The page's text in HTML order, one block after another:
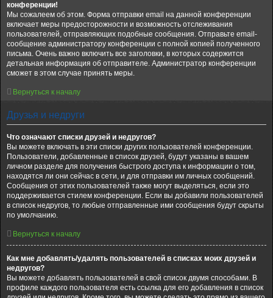
конференции!
Мы сожалеем об этом. Форма отправки email на данной конференции
включает меры предосторожности и возможность отслеживания
пользователей, отправляющих подобные сообщения. Отправьте email-
сообщение администратору конференции с полной копией полученного
письма. Очень важно включить все заголовки, в которых содержится
детальная информация об отправителе. Администратор конференции
сможет в этом случае принять меры.
Вернуться к началу
Друзья и недруги
Что означают списки друзей и недругов?
Вы можете включать в эти списки других пользователей конференции.
Пользователи, добавленные в список друзей, будут указаны в вашем
личном разделе для получения быстрого доступа к информации о том,
находятся ли они сейчас в сети, и для отправки им личных сообщений.
Сообщения от этих пользователей также могут выделяться, если это
поддерживается стилем конференции. Если вы добавили пользователей
в список недругов, то любые отправленные ими сообщения будут скрыты
по умолчанию.
Вернуться к началу
Как мне добавлять/удалять пользователей в списках моих друзей и
недругов?
Вы можете добавлять пользователей в свой список двумя способами. В
профиле каждого пользователя есть ссылка для его добавления в список